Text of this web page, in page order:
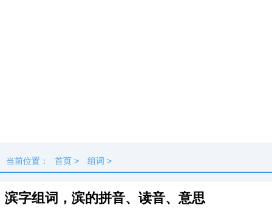
当前位置： 首页 > 组词 >
滨字组词，滨的拼音、读音、意思